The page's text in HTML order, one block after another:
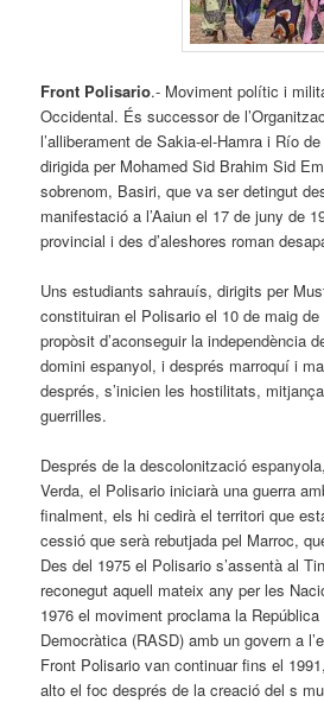
Front Polisario.- Moviment polític i
Occidental. És successor de
l’alliberament de Sakia-el-Hamra i Río
dirigida per Mohamed Sid Brahim Sid
sobrenom, Basiri, que va ser detingut
manifestació a l’Aaiun el 17 de juny de
provincial i des d’aleshores roman
Uns estudiants sahrauís, dirigits per
constituiran el Polisario el 10 de maig
propòsit d’aconseguir la independència
domini espanyol, i després marroquí i
després, s’inicien les hostilitats,
guerrilles.
Després de la descolonització
Verda, el Polisario iniciarà una guerra
finalment, els hi cedirà el territori que
cessió que serà rebutjada pel Marroc,
Des del 1975 el Polisario s’assentà al
reconegut aquell mateix any per les
1976 el moviment proclama la
Democràtica (RASD) amb un govern a
Front Polisario van continuar fins el
alto el foc després de la creació del s